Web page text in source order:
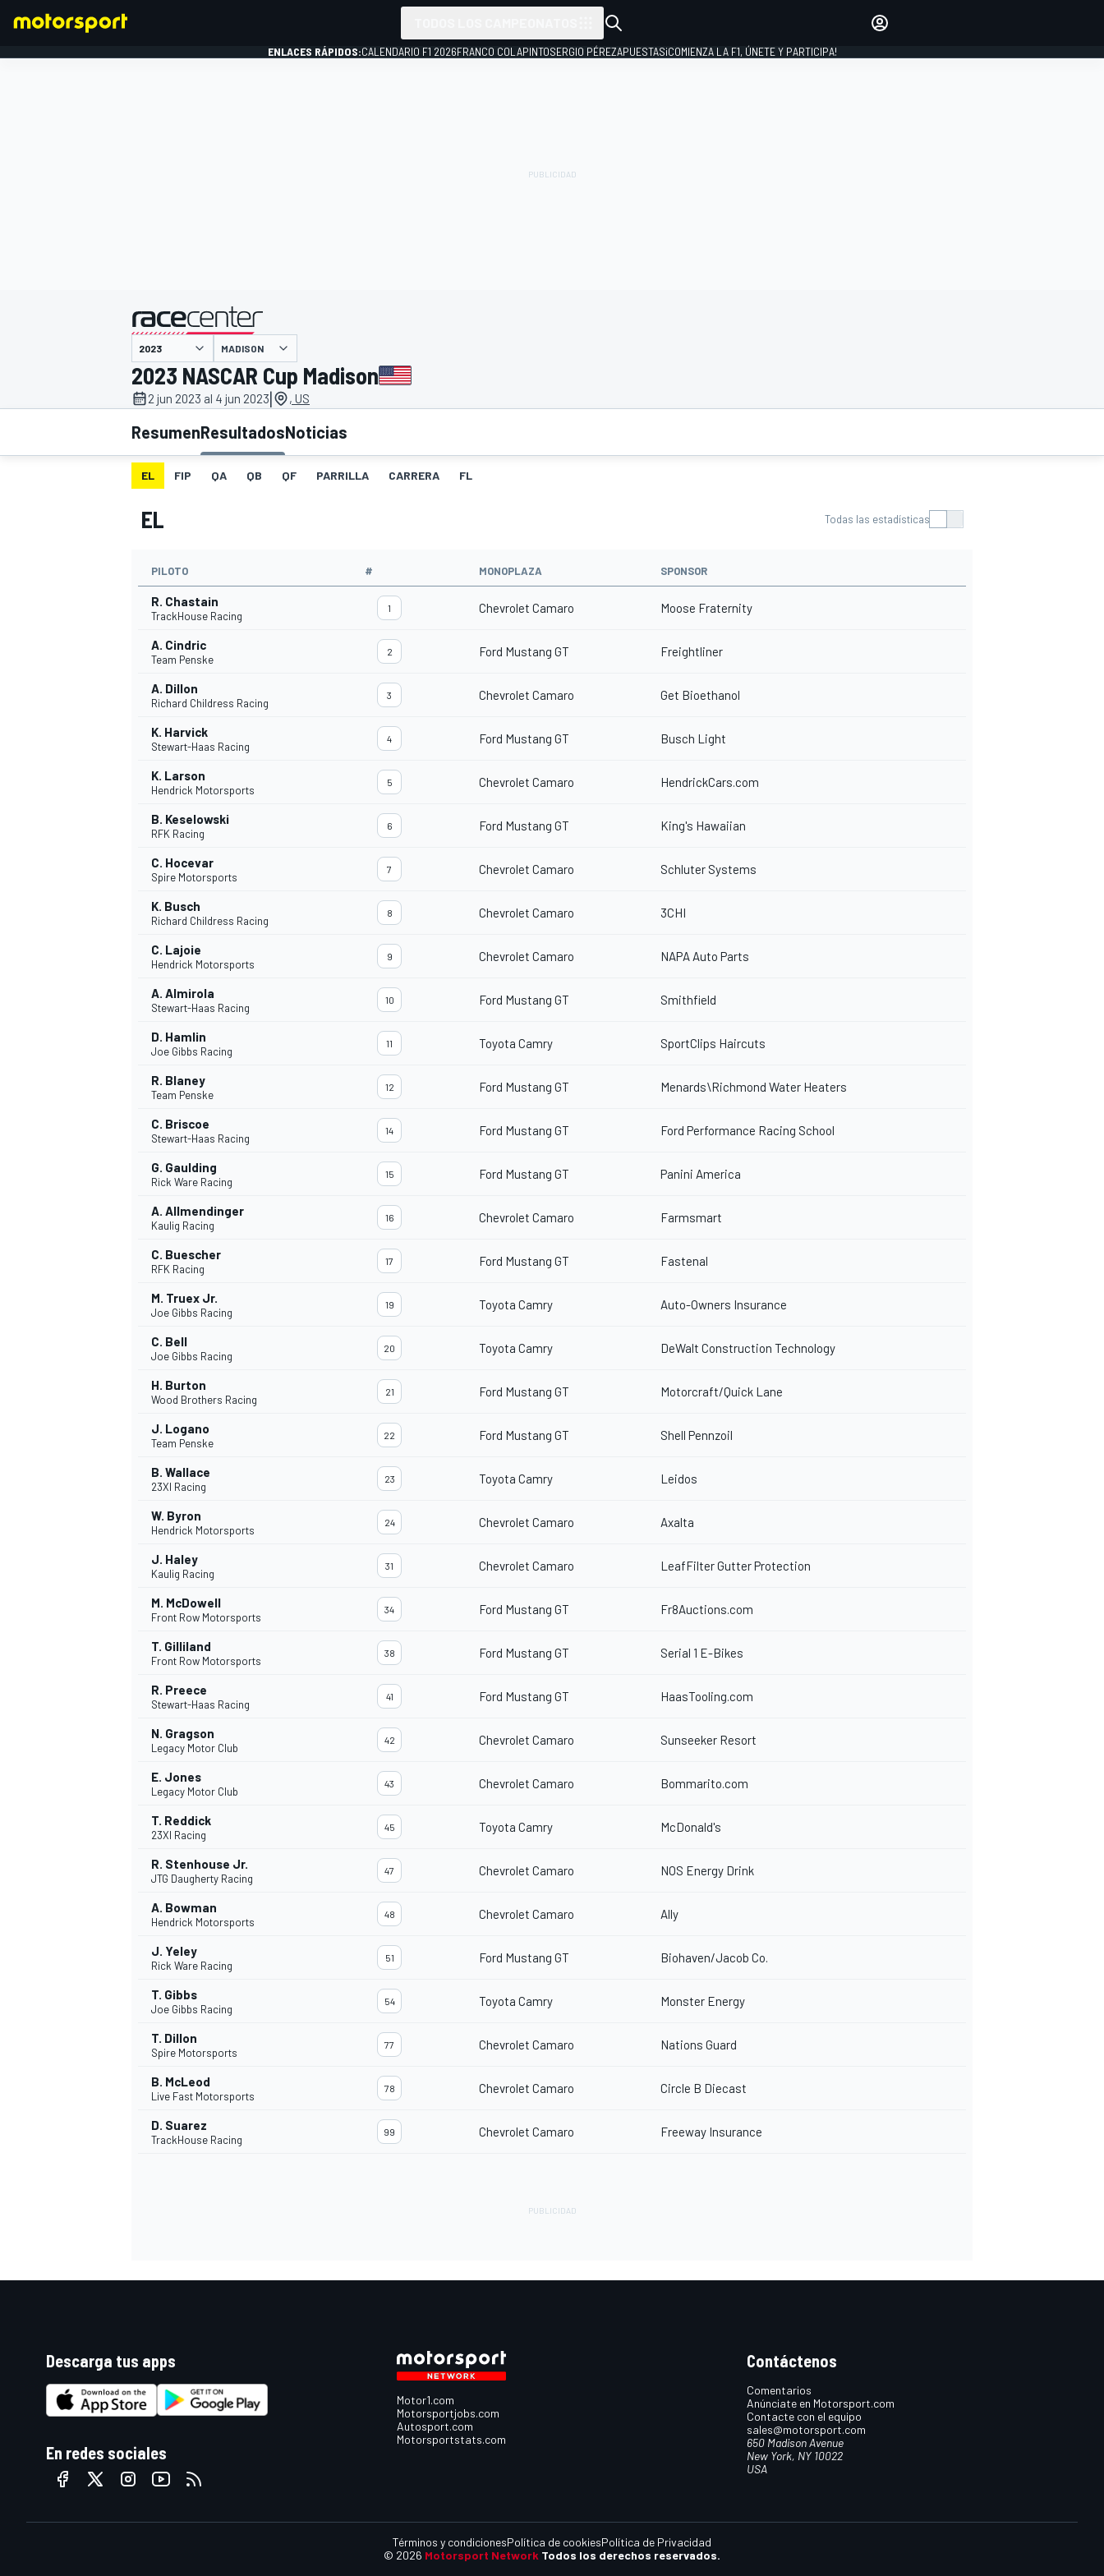
INDYCAR
MOTOGP
NASCAR CUP
FÓRMULA E
INICIAR SESIÓN
ENLACES RÁPIDOS:CALENDARIO F1 2026FRANCO COLAPINTOSERGIO PÉREZAPUESTAS¡COMIENZA LA F1, ÚNETE Y PARTICIPA!
presentado por
MADISON
2023 NASCAR Cup Madison
2 jun 2023 al 4 jun 2023| , US
ResumenResultadosNoticias
EL FIP QA QB QF PARRILLA CARRERA FL
EL Todas las estadísticas
PILOTO # MONOPLAZA SPONSOR
R. Chastain
TrackHouse Racing
1 Chevrolet Camaro Moose Fraternity
A. Cindric
Team Penske
2 Ford Mustang GT Freightliner
A. Dillon
Richard Childress Racing
3 Chevrolet Camaro Get Bioethanol
K. Harvick
Stewart-Haas Racing
4 Ford Mustang GT Busch Light
K. Larson
Hendrick Motorsports
5 Chevrolet Camaro HendrickCars.com
B. Keselowski
RFK Racing
6 Ford Mustang GT King's Hawaiian
C. Hocevar
Spire Motorsports
7 Chevrolet Camaro Schluter Systems
K. Busch
Richard Childress Racing
8 Chevrolet Camaro 3CHI
C. Lajoie
Hendrick Motorsports
9 Chevrolet Camaro NAPA Auto Parts
A. Almirola
Stewart-Haas Racing
10 Ford Mustang GT Smithfield
D. Hamlin
Joe Gibbs Racing
11 Toyota Camry SportClips Haircuts
R. Blaney
Team Penske
12 Ford Mustang GT Menards\Richmond Water Heaters
C. Briscoe
Stewart-Haas Racing
14 Ford Mustang GT Ford Performance Racing School
G. Gaulding
Rick Ware Racing
15 Ford Mustang GT Panini America
A. Allmendinger
Kaulig Racing
16 Chevrolet Camaro Farmsmart
C. Buescher
RFK Racing
17 Ford Mustang GT Fastenal
M. Truex Jr.
Joe Gibbs Racing
19 Toyota Camry Auto-Owners Insurance
C. Bell
Joe Gibbs Racing
20 Toyota Camry DeWalt Construction Technology
H. Burton
Wood Brothers Racing
21 Ford Mustang GT Motorcraft/Quick Lane
J. Logano
Team Penske
22 Ford Mustang GT Shell Pennzoil
B. Wallace
23XI Racing
23 Toyota Camry Leidos
W. Byron
Hendrick Motorsports
24 Chevrolet Camaro Axalta
J. Haley
Kaulig Racing
31 Chevrolet Camaro LeafFilter Gutter Protection
M. McDowell
Front Row Motorsports
34 Ford Mustang GT Fr8Auctions.com
T. Gilliland
Front Row Motorsports
38 Ford Mustang GT Serial 1 E-Bikes
R. Preece
Stewart-Haas Racing
41 Ford Mustang GT HaasTooling.com
N. Gragson
Legacy Motor Club
42 Chevrolet Camaro Sunseeker Resort
E. Jones
Legacy Motor Club
43 Chevrolet Camaro Bommarito.com
T. Reddick
23XI Racing
45 Toyota Camry McDonald's
R. Stenhouse Jr.
JTG Daugherty Racing
47 Chevrolet Camaro NOS Energy Drink
A. Bowman
Hendrick Motorsports
48 Chevrolet Camaro Ally
J. Yeley
Rick Ware Racing
51 Ford Mustang GT Biohaven/Jacob Co.
T. Gibbs
Joe Gibbs Racing
54 Toyota Camry Monster Energy
T. Dillon
Spire Motorsports
77 Chevrolet Camaro Nations Guard
B. McLeod
Live Fast Motorsports
78 Chevrolet Camaro Circle B Diecast
D. Suarez
TrackHouse Racing
99 Chevrolet Camaro Freeway Insurance
Descarga tus apps
En redes sociales
Motor1.com
Motorsportjobs.com
Autosport.com
Motorsportstats.com
Contáctenos
Comentarios
Anúnciate en Motorsport.com
Contacte con el equipo
sales@motorsport.com
650 Madison Avenue
New York, NY 10022
USA
© 2026 Motorsport Network Todos los derechos reservados.
Términos y condicionesPolítica de cookiesPolítica de Privacidad